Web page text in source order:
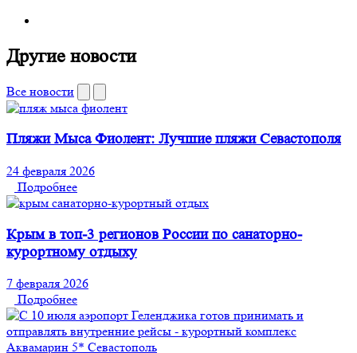
Другие новости
Все новости
Пляжи Мыса Фиолент: Лучшие пляжи Севастополя
24 февраля 2026
Подробнее
Крым в топ-3 регионов России по санаторно-
курортному отдыху
7 февраля 2026
Подробнее